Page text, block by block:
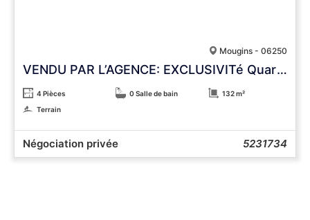
Mougins - 06250
VENDU PAR L’AGENCE: EXCLUSIVITé Quartier St Basile au calme
4 Pièces 0 Salle de bain
132 m²
Terrain
Négociation privée 5231734